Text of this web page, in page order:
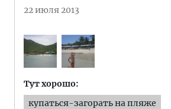
22 июля 2013
Тут хорошо:
купаться-загорать на пляже